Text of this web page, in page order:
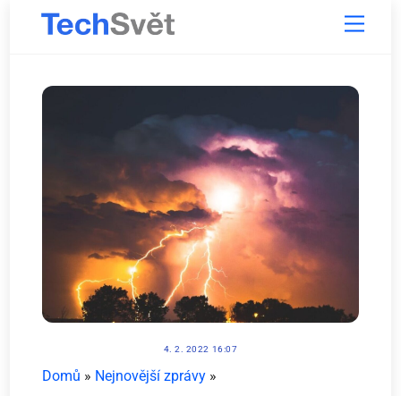
Menu
4. 2. 2022 16:07
Domů » Nejnovější zprávy »